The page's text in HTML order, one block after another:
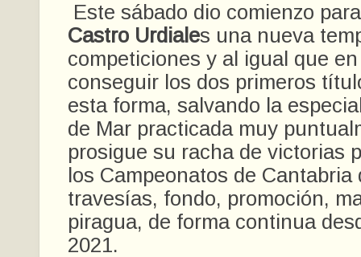
Este sábado dio comienzo
Castro Urdiales una nueva
competiciones y al igual que
conseguir los dos primeros
esta forma, salvando la
de Mar practicada muy
prosigue su racha de victorias
los Campeonatos de Cantabria
travesías, fondo, promoción,
piragua, de forma continua
2021.